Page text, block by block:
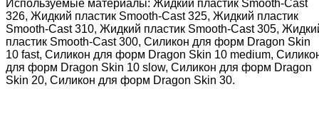
Используемые материалы: Жидкий пластик Smooth-Cast
326, Жидкий пластик Smooth-Cast 325, Жидкий пластик
Smooth-Cast 310, Жидкий пластик Smooth-Cast 305,
пластик Smooth-Cast 300, Силикон для форм Dragon Skin
10 fast, Силикон для форм Dragon Skin 10 medium,
для форм Dragon Skin 10 slow, Силикон для форм Dragon
Skin 20, Силикон для форм Dragon Skin 30.